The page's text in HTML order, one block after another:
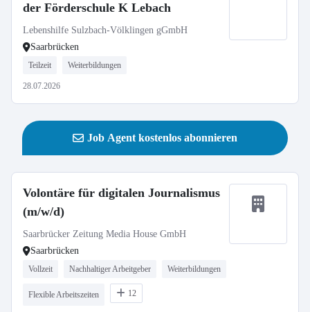
der Förderschule K Lebach
Lebenshilfe Sulzbach-Völklingen gGmbH
Saarbrücken
Teilzeit Weiterbildungen
28.07.2026
Job Agent kostenlos abonnieren
Volontäre für digitalen Journalismus
(m/w/d)
Saarbrücker Zeitung Media House GmbH
Saarbrücken
Vollzeit Nachhaltiger Arbeitgeber Weiterbildungen
Flexible Arbeitszeiten 12